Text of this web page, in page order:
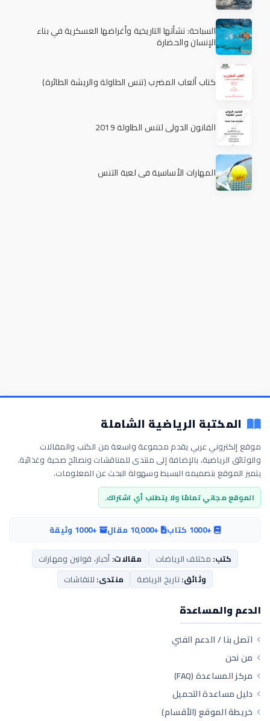
السباحة: نشأتها التاريخية وأغراضها العسكرية في بناء
الإنسان والحضارة
كتاب ألعاب المضرب (تنس الطاولة والريشة الطائرة)
القانون الدولي لتنس الطاولة 2019
المهارات الأساسية في لعبة التنس
المكتبة الرياضية الشاملة
موقع إلكتروني عربي يقدم مجموعة واسعة من الكتب والمقالات
والوثائق الرياضية، بالإضافة إلى منتدى للمناقشات ونصائح صحية وغذائية.
يتميز الموقع بتصميمه البسيط وسهولة البحث عن المعلومات.
الموقع مجاني تمامًا ولا يتطلب أي اشتراك.
+1000 كتاب +10,000 مقال
+1000 وثيقة
كتب: مختلف الرياضات مقالات: أخبار، قوانين ومهارات
وثائق:تاريخ الرياضة منتدى: للنقاشات
الدعم والمساعدة
اتصل بنا / الدعم الفني
من نحن
مركز المساعدة (FAQ)
دليل مساعدة التحميل
خريطة الموقع (الأقسام)